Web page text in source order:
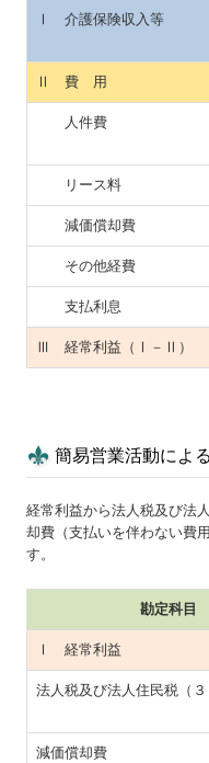
Ⅰ 介護保険収入等
Ⅱ 費 用
人件費
リース料
減価償却費
その他経費
支払利息
Ⅲ 経常利益（Ⅰ－Ⅱ）
簡易営業活動によ
経常利益から法人税及び法
却費（支払いを伴わない費
す。
勘定科目
Ⅰ 経常利益
法人税及び法人住民税（３
減価償却費